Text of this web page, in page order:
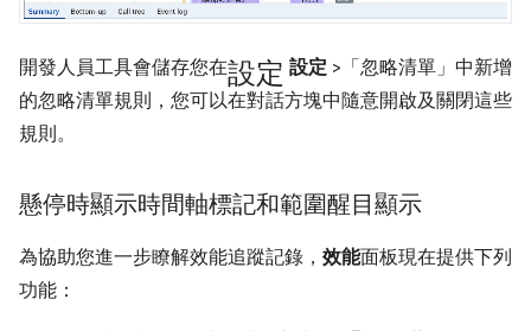
開發人員工具會儲存您在設定 設定 >「忽略清單」 中新增
的忽略清單規則，您可以在對話方塊中隨意開啟及關閉這些
規則。
懸停時顯示時間軸標記和範圍醒目顯示
為協助您進一步瞭解效能追蹤記錄， 效能面板現在提供下列
功能：